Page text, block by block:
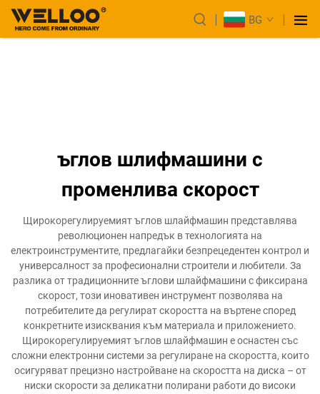
BG
ъглов шлифмашини с
променлива скорост
Щирокорегулируемият ъглов шлайфмашин представлява
революционен напредък в технологията на
електроинструментите, предлагайки безпрецедентен контрол и
универсалност за професионални строители и любители. За
разлика от традиционните ъглови шлайфмашини с фиксирана
скорост, този иновативен инструмент позволява на
потребителите да регулират скоростта на въртене според
конкретните изисквания към материала и приложението.
Щирокорегулируемият ъглов шлайфмашин е оснастен със
сложни електронни системи за регулиране на скоростта, които
осигуряват прецизно настройване на скоростта на диска – от
ниски скорости за деликатни полирани работи до високи